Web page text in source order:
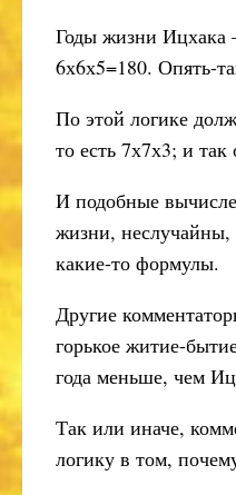
Годы жизни Ицхака
6х6х5=180. Опять-
По этой логике
то есть 7х7х3; и
И подобные
жизни, неслучайны,
какие-то формулы.
Другие
горькое житие-
года меньше, чем
Так или иначе,
логику в том,